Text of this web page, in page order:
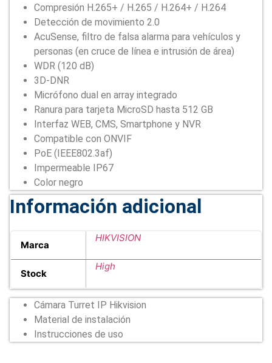
Compresión H.265+ / H.265 / H.264+ / H.264
Detección de movimiento 2.0
AcuSense, filtro de falsa alarma para vehículos y
personas (en cruce de línea e intrusión de área)
WDR (120 dB)
3D-DNR
Micrófono dual en array integrado
Ranura para tarjeta MicroSD hasta 512 GB
Interfaz WEB, CMS, Smartphone y NVR
Compatible con ONVIF
PoE (IEEE802.3af)
Impermeable IP67
Color negro
Información adicional
Marca
HIKVISION
Stock
High
Cámara Turret IP Hikvision
Material de instalación
Instrucciones de uso